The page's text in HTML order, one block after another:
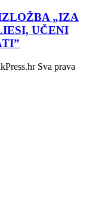
„IZA
UČENI
Sva prava